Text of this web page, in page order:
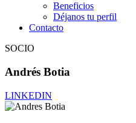
Beneficios
Déjanos tu perfil
Contacto
SOCIO
Andrés Botia
LINKEDIN